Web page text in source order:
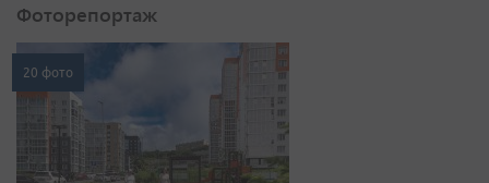
Фоторепортаж
20 фото